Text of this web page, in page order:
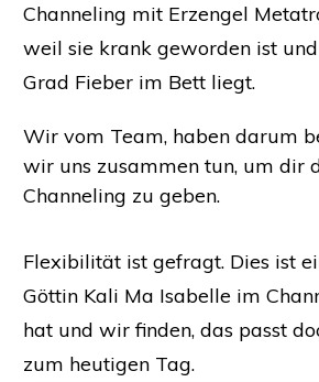
Channeling mit Erzengel
weil sie krank geworden ist
Grad Fieber im Bett liegt.
Wir vom Team, haben darum
wir uns zusammen tun, um dir
Channeling zu geben.
Flexibilität ist gefragt. Dies ist
Göttin Kali Ma Isabelle im
hat und wir finden, das passt
zum heutigen Tag.